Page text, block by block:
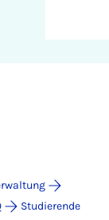
Studierende